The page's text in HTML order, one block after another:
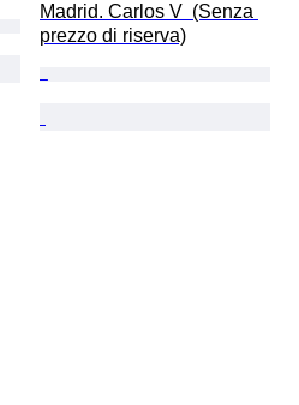
Madrid. Carlos V  (Senza
prezzo di riserva)